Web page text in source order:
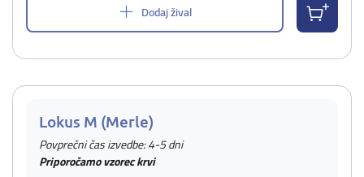
Dodaj žival
Lokus M (Merle)
Povprečni čas izvedbe: 4-5 dni
Priporočamo vzorec krvi